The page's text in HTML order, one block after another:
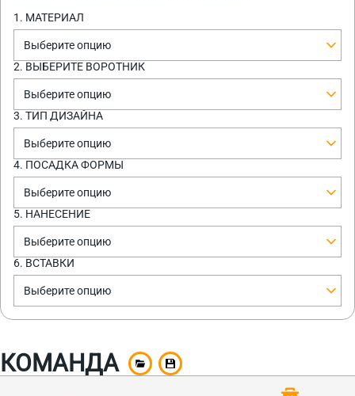
1. МАТЕРИАЛ
Выберите опцию
2. ВЫБЕРИТЕ ВОРОТНИК
Выберите опцию
3. ТИП ДИЗАЙНА
Выберите опцию
4. ПОСАДКА ФОРМЫ
Выберите опцию
5. НАНЕСЕНИЕ
Выберите опцию
6. ВСТАВКИ
Выберите опцию
КОМАНДА